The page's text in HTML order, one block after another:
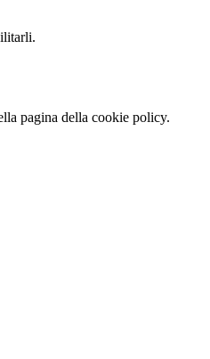
pagina della cookie policy.